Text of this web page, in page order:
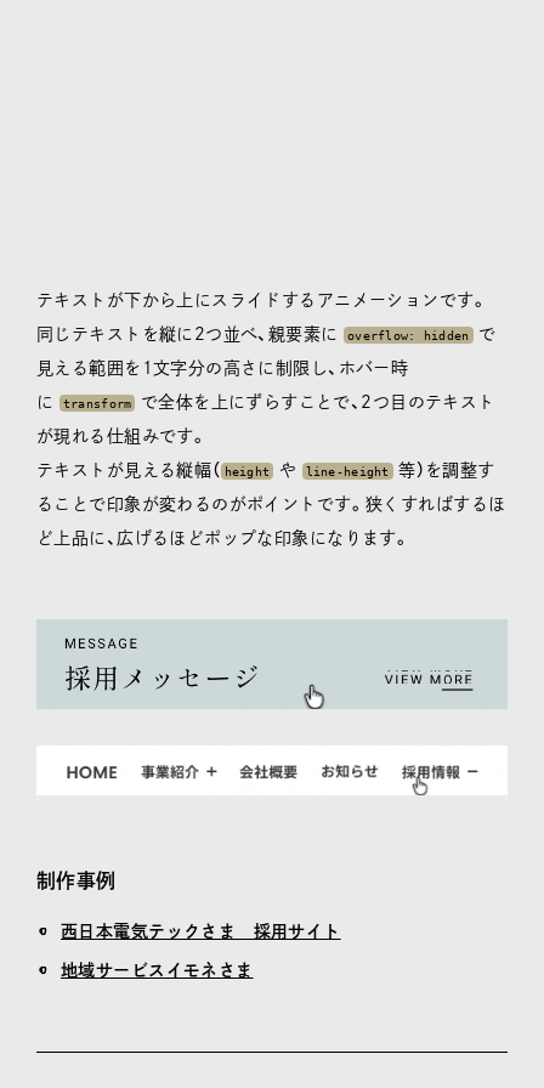
テキストが下から上にスライドするアニメーションです。
同じテキストを縦に2つ並べ、親要素に
overflow: hidden で
見える範囲を1文字分の高さに制限し、ホバー時
に
transform
で全体を上にずらすことで、2つ目のテキスト
が現れる仕組みです。
テキストが見える縦幅（ height や line-height 等）を調整す
ることで印象が変わるのがポイントです。狭くすればするほ
ど上品に、広げるほどポップな印象になります。
制作事例
西日本電気テックさま 採用サイト
地域サービスイモネさま